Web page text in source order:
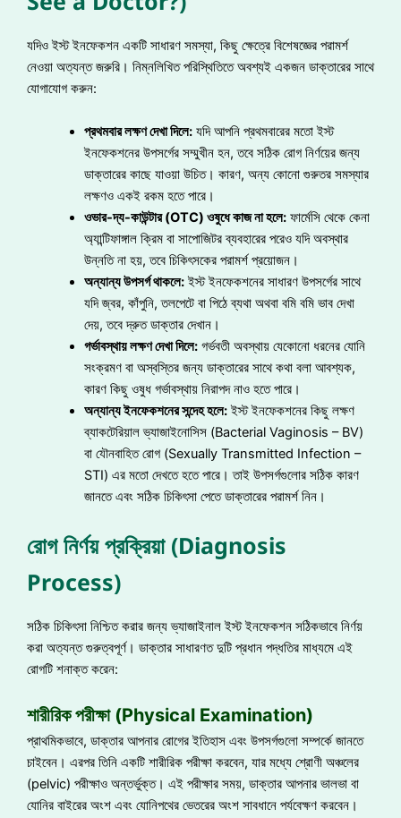
যদিও ইস্ট ইনফেকশন একটি সাধারণ সমস্যা, কিছু ক্ষেত্রে বিশেষজ্ঞের পরামর্শ
নেওয়া অত্যন্ত জরুরি। নিম্নলিখিত পরিস্থিতিতে অবশ্যই একজন ডাক্তারের সাথে
যোগাযোগ করুন:
প্রথমবার লক্ষণ দেখা দিলে:যদি আপনি প্রথমবারের মতো ইস্ট
ইনফেকশনের উপসর্গের সম্মুখীন হন, তবে সঠিক রোগ নির্ণয়ের জন্য
ডাক্তারের কাছে যাওয়া উচিত। কারণ, অন্য কোনো গুরুতর সমস্যার
লক্ষণও একই রকম হতে পারে।
ওভার-দ্য-কাউন্টার (OTC) ওষুধে কাজ না হলে:ফার্মেসি থেকে কেনা
অ্যান্টিফাঙ্গাল ক্রিম বা সাপোজিটর ব্যবহারের পরেও যদি অবস্থার
উন্নতি না হয়, তবে চিকিৎসকের পরামর্শ প্রয়োজন।
অন্যান্য উপসর্গ থাকলে:ইস্ট ইনফেকশনের সাধারণ উপসর্গের সাথে
যদি জ্বর, কাঁপুনি, তলপেটে বা পিঠে ব্যথা অথবা বমি বমি ভাব দেখা
দেয়, তবে দ্রুত ডাক্তার দেখান।
গর্ভাবস্থায় লক্ষণ দেখা দিলে:গর্ভবতী অবস্থায় যেকোনো ধরনের যোনি
সংক্রমণ বা অস্বস্তির জন্য ডাক্তারের সাথে কথা বলা আবশ্যক,
কারণ কিছু ওষুধ গর্ভাবস্থায় নিরাপদ নাও হতে পারে।
অন্যান্য ইনফেকশনের সন্দেহ হলে:ইস্ট ইনফেকশনের কিছু লক্ষণ
ব্যাকটেরিয়াল ভ্যাজাইনোসিস (Bacterial Vaginosis – BV)
বা যৌনবাহিত রোগ (Sexually Transmitted Infection –
STI) এর মতো দেখতে হতে পারে। তাই উপসর্গগুলোর সঠিক কারণ
জানতে এবং সঠিক চিকিৎসা পেতে ডাক্তারের পরামর্শ নিন।
রোগ নির্ণয় প্রক্রিয়া (Diagnosis
Process)
সঠিক চিকিৎসা নিশ্চিত করার জন্য ভ্যাজাইনাল ইস্ট ইনফেকশন সঠিকভাবে নির্ণয়
করা অত্যন্ত গুরুত্বপূর্ণ। ডাক্তার সাধারণত দুটি প্রধান পদ্ধতির মাধ্যমে এই
রোগটি শনাক্ত করেন:
শারীরিক পরীক্ষা (Physical Examination)
প্রাথমিকভাবে, ডাক্তার আপনার রোগের ইতিহাস এবং উপসর্গগুলো সম্পর্কে জানতে
চাইবেন। এরপর তিনি একটি শারীরিক পরীক্ষা করবেন, যার মধ্যে শ্রোণী অঞ্চলের
(pelvic) পরীক্ষাও অন্তর্ভুক্ত। এই পরীক্ষার সময়, ডাক্তার আপনার ভালভা বা
যোনির বাইরের অংশ এবং যোনিপথের ভেতরের অংশ সাবধানে পর্যবেক্ষণ করবেন।